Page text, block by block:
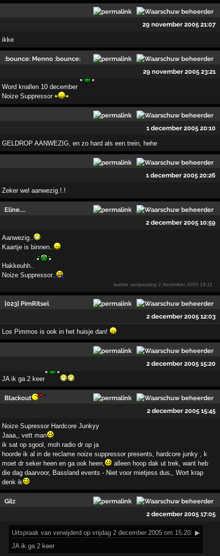
29 november 2005 21:07
ikke
:bounce: Menno :bounce:
29 november 2005 23:21
Word knallen 10 december
Noize Suppressor
1 december 2005 20:10
GELDROP AANWEZIG, en zo hard als een trein, hehe
1 december 2005 20:26
Zeker wel aanwezig.!.!
Eline....
2 december 2005 10:59
Aanwezig..
Kaartje is binnen..
Hakkeuhh..
Noize Suppressor..
laatste aanpassing2 december 2005 19:11
[023] PimRitsel
2 december 2005 12:03
Los Pimmos is ook in het huisje dan!
2 december 2005 15:20
JA ik ga 2 keer
Blackout
2 december 2005 15:45
Noize Supressor Hardcore Junkyy
Jaaa,, vett man
ik sat op sgool, moh radio dr op ja
hoorde ik al in de reclame noize suppressor presents, hardcore junky , k
moet dr seker heen en ga ook heen,
alleen hoop dak ut trek, want heb
die dag daarvoor, Bassland events - Niet voor mietjess dus,, Wort krap
denk ik
Gilz
2 december 2005 17:05
Uitspraak van verwijderd op vrijdag 2 december 2005 om 15:20: ▶
JA ik ga 2 keer